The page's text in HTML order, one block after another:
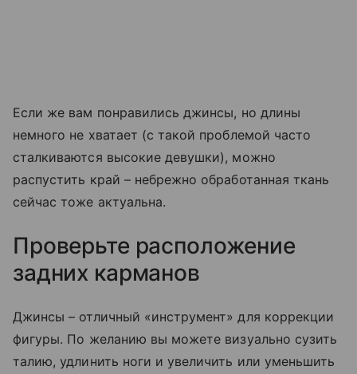
Если же вам понравились джинсы, но длины
немного не хватает (с такой проблемой часто
сталкиваются высокие девушки), можно
распустить край – небрежно обработанная ткань
сейчас тоже актуальна.
Проверьте расположение
задних карманов
Джинсы – отличный «инструмент» для коррекции
фигуры. По желанию вы можете визуально сузить
талию, удлинить ноги и увеличить или уменьшить